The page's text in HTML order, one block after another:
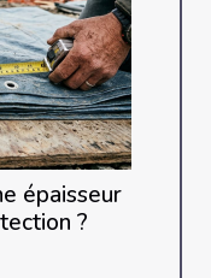
épaisseur
?